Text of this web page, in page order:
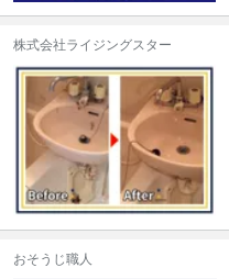
株式会社ライジングスター
おそうじ職人